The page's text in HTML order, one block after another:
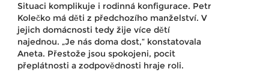
Situaci komplikuje i rodinná konfigurace. Petr
Kolečko má děti z předchozího manželství. V
jejich domácnosti tedy žije více dětí
najednou. „Je nás doma dost,“ konstatovala
Aneta. Přestože jsou spokojeni, pocit
přeplátnosti a zodpovědnosti hraje roli.